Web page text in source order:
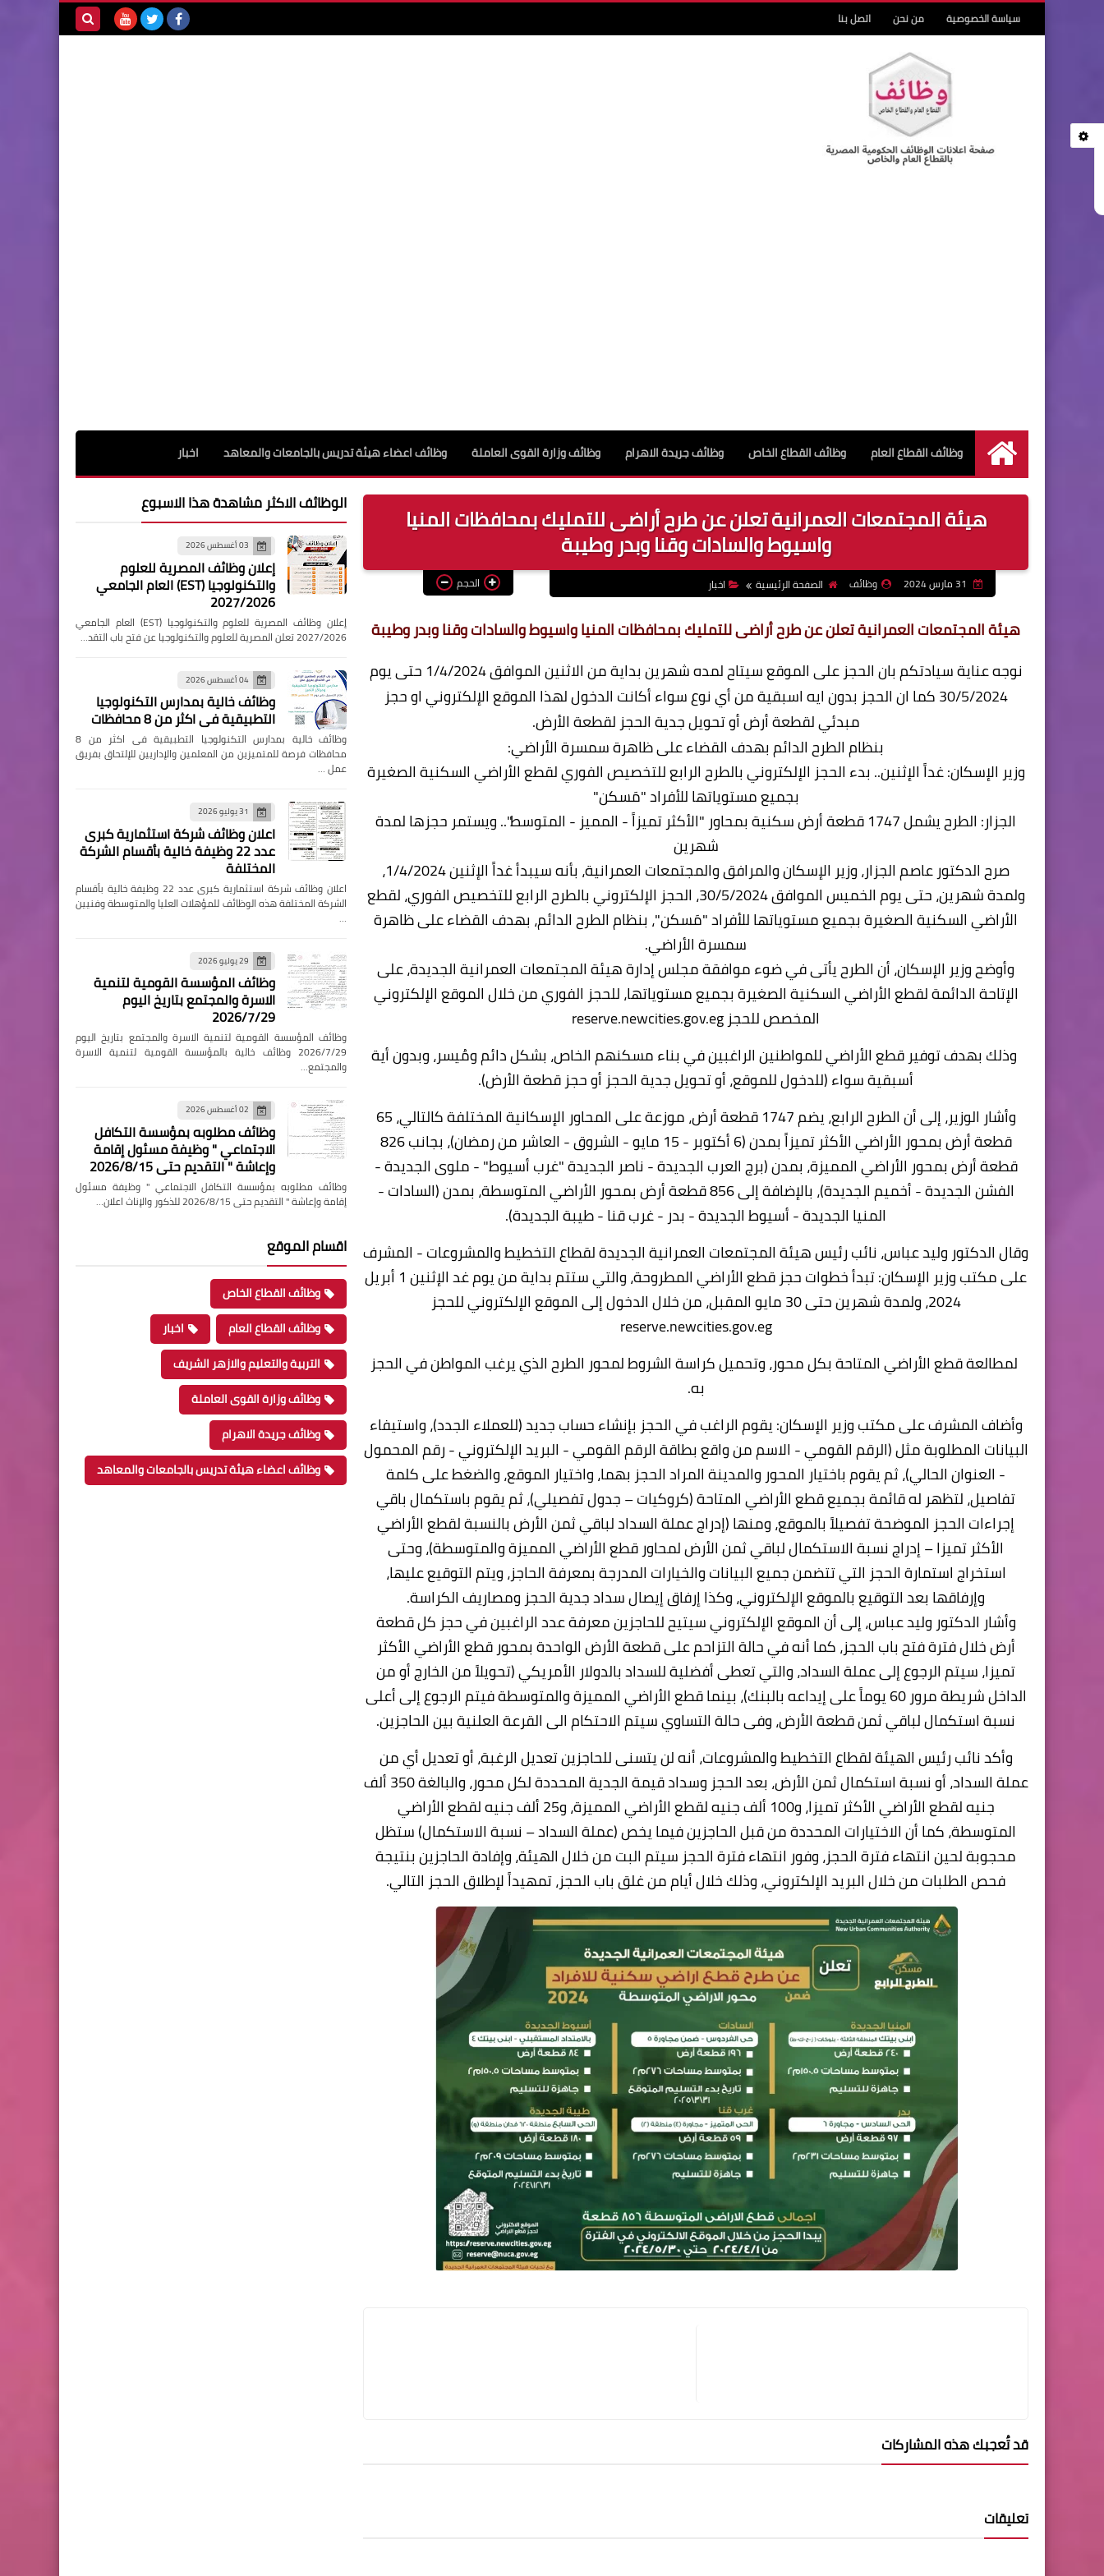
سياسة الخصوصية من نحن اتصل بنا
الرئيسية
وظائف القطاع العام وظائف القطاع الخاص وظائف جريدة الاهرام وظائف وزارة القوى العاملة وظائف اعضاء هيئة تدريس بالجامعات والمعاهد اخبار
هيئة المجتمعات العمرانية تعلن عن طرح أراضى للتمليك بمحافظات المنيا
واسيوط والسادات وقنا وبدر وطيبة
وظائف الصفحة الرئيسية اخبار الحجم
هيئة المجتمعات العمرانية تعلن عن طرح أراضى للتمليك بمحافظات المنيا واسيوط والسادات وقنا وبدر وطيبة
نوجه عناية سيادتكم بان الحجز على الموقع سيتاح لمده شهرين بداية من الاثنين الموافق 1/4/2024 حتى يوم
30/5/2024 كما ان الحجز بدون ايه اسبقية من أي نوع سواء أكانت الدخول لهذا الموقع الإلكتروني او حجز
مبدئي لقطعة أرض أو تحويل جدية الحجز لقطعة الأرض.
بنظام الطرح الدائم بهدف القضاء على ظاهرة سمسرة الأراضي:
وزير الإسكان: غداً الإثنين.. بدء الحجز الإلكتروني بالطرح الرابع للتخصيص الفوري لقطع الأراضي السكنية الصغيرة
بجميع مستوياتها للأفراد "مَسكن"
الجزار: الطرح يشمل 1747 قطعة أرض سكنية بمحاور "الأكثر تميزاً - المميز - المتوسط".. ويستمر حجزها لمدة
شهرين
صرح الدكتور عاصم الجزار، وزير الإسكان والمرافق والمجتمعات العمرانية، بأنه سيبدأ غداً الإثنين 1/4/2024،
ولمدة شهرين، حتى يوم الخميس الموافق 30/5/2024، الحجز الإلكتروني بالطرح الرابع للتخصيص الفوري، لقطع
الأراضي السكنية الصغيرة بجميع مستوياتها للأفراد "مَسكن"، بنظام الطرح الدائم، بهدف القضاء على ظاهرة
سمسرة الأراضي.
وأوضح وزير الإسكان، أن الطرح يأتى في ضوء موافقة مجلس إدارة هيئة المجتمعات العمرانية الجديدة، على
الإتاحة الدائمة لقطع الأراضي السكنية الصغيرة بجميع مستوياتها، للحجز الفوري من خلال الموقع الإلكتروني
المخصص للحجزreserve.newcities.gov.eg
وذلك بهدف توفير قطع الأراضي للمواطنين الراغبين في بناء مسكنهم الخاص، بشكل دائم ومُيسر، وبدون أية
أسبقية سواء (للدخول للموقع، أو تحويل جدية الحجز أو حجز قطعة الأرض).
وأشار الوزير، إلى أن الطرح الرابع، يضم 1747 قطعة أرض، موزعة على المحاور الإسكانية المختلفة كالتالي، 65
قطعة أرض بمحور الأراضي الأكثر تميزاً بمدن (6 أكتوبر - 15 مايو - الشروق - العاشر من رمضان)، بجانب 826
قطعة أرض بمحور الأراضي المميزة، بمدن (برج العرب الجديدة - ناصر الجديدة "غرب أسيوط" - ملوى الجديدة -
الفشن الجديدة - أخميم الجديدة)، بالإضافة إلى 856 قطعة أرض بمحور الأراضي المتوسطة، بمدن (السادات -
المنيا الجديدة - أسيوط الجديدة - بدر - غرب قنا - طيبة الجديدة).
وقال الدكتور وليد عباس، نائب رئيس هيئة المجتمعات العمرانية الجديدة لقطاع التخطيط والمشروعات - المشرف
على مكتب وزير الإسكان: تبدأ خطوات حجز قطع الأراضي المطروحة، والتي ستتم بداية من يوم غد الإثنين 1 أبريل
2024، ولمدة شهرين حتى 30 مايو المقبل، من خلال الدخول إلى الموقع الإلكتروني للحجز
reserve.newcities.gov.eg
لمطالعة قطع الأراضي المتاحة بكل محور، وتحميل كراسة الشروط لمحور الطرح الذي يرغب المواطن في الحجز
به.
وأضاف المشرف على مكتب وزير الإسكان: يقوم الراغب في الحجز بإنشاء حساب جديد (للعملاء الجدد)، واستيفاء
البيانات المطلوبة مثل (الرقم القومي - الاسم من واقع بطاقة الرقم القومي - البريد الإلكتروني - رقم المحمول
- العنوان الحالي)، ثم يقوم باختيار المحور والمدينة المراد الحجز بهما، واختيار الموقع، والضغط على كلمة
تفاصيل، لتظهر له قائمة بجميع قطع الأراضي المتاحة (كروكيات – جدول تفصيلي)، ثم يقوم باستكمال باقي
إجراءات الحجز الموضحة تفصيلاً بالموقع، ومنها (إدراج عملة السداد لباقي ثمن الأرض بالنسبة لقطع الأراضي
الأكثر تميزا – إدراج نسبة الاستكمال لباقي ثمن الأرض لمحاور قطع الأراضي المميزة والمتوسطة)، وحتى
استخراج استمارة الحجز التي تتضمن جميع البيانات والخيارات المدرجة بمعرفة الحاجز، ويتم التوقيع عليها،
وإرفاقها بعد التوقيع بالموقع الإلكتروني، وكذا إرفاق إيصال سداد جدية الحجز ومصاريف الكراسة.
وأشار الدكتور وليد عباس، إلى أن الموقع الإلكتروني سيتيح للحاجزين معرفة عدد الراغبين في حجز كل قطعة
أرض خلال فترة فتح باب الحجز، كما أنه في حالة التزاحم على قطعة الأرض الواحدة بمحور قطع الأراضي الأكثر
تميزا، سيتم الرجوع إلى عملة السداد، والتي تعطى أفضلية للسداد بالدولار الأمريكي (تحويلاً من الخارج أو من
الداخل شريطة مرور 60 يوماً على إيداعه بالبنك)، بينما قطع الأراضي المميزة والمتوسطة فيتم الرجوع إلى أعلى
نسبة استكمال لباقي ثمن قطعة الأرض، وفى حالة التساوي سيتم الاحتكام الى القرعة العلنية بين الحاجزين.
وأكد نائب رئيس الهيئة لقطاع التخطيط والمشروعات، أنه لن يتسنى للحاجزين تعديل الرغبة، أو تعديل أي من
عملة السداد، أو نسبة استكمال ثمن الأرض، بعد الحجز وسداد قيمة الجدية المحددة لكل محور، والبالغة 350 ألف
جنيه لقطع الأراضي الأكثر تميزا، و100 ألف جنيه لقطع الأراضي المميزة، و25 ألف جنيه لقطع الأراضي
المتوسطة، كما أن الاختيارات المحددة من قبل الحاجزين فيما يخص (عملة السداد – نسبة الاستكمال) ستظل
محجوبة لحين انتهاء فترة الحجز، وفور انتهاء فترة الحجز سيتم البت من خلال الهيئة، وإفادة الحاجزين بنتيجة
فحص الطلبات من خلال البريد الإلكتروني، وذلك خلال أيام من غلق باب الحجز، تمهيداً لإطلاق الحجز التالي.
قد تُعجبك هذه المشاركات
تعليقات
الوظائف الاكثر مشاهدة هذا الاسبوع
03 أغسطس 2026
إعلان وظائف المصرية للعلوم
والتكنولوجيا (EST) العام الجامعي
2027/2026
إعلان وظائف المصرية للعلوم والتكنولوجيا (EST) العام الجامعي
2027/2026 تعلن المصرية للعلوم والتكنولوجيا عن فتح باب التقد…
04 أغسطس 2026
وظائف خالية بمدارس التكنولوجيا
التطبيقية فى اكثر من 8 محافظات
وظائف خالية بمدارس التكنولوجيا التطبيقية فى اكثر من 8
محافظات فرصة للمتميزين من المعلمين والإداريين للإلتحاق بفريق
عمل …
31 يوليو 2026
اعلان وظائف شركة استثمارية كبرى
عدد 22 وظيفة خالية بأقسام الشركة
المختلفة
اعلان وظائف شركة استثمارية كبرى عدد 22 وظيفة خالية بأقسام
الشركة المختلفة هذه الوظائف للمؤهلات العليا والمتوسطة وفنيين
…
29 يوليو 2026
وظائف المؤسسة القومية لتنمية
الاسرة والمجتمع بتاريخ اليوم
2026/7/29
وظائف المؤسسة القومية لتنمية الاسرة والمجتمع بتاريخ اليوم
2026/7/29 وظائف خالية بالمؤسسة القومية لتنمية الاسرة
والمجتمع…
02 أغسطس 2026
وظائف مطلوبه بمؤسسة التكافل
الاجتماعي " وظيفة مسئول إقامة
وإعاشة " التقديم حتى 2026/8/15
وظائف مطلوبه بمؤسسة التكافل الاجتماعي " وظيفة مسئول
إقامة وإعاشة " التقديم حتى 2026/8/15 للذكور والإناث اعلان…
اقسام الموقع
وظائف القطاع الخاص
وظائف القطاع العام
اخبار
التربية والتعليم والازهر الشريف
وظائف وزارة القوى العاملة
وظائف جريدة الاهرام
وظائف اعضاء هيئة تدريس بالجامعات والمعاهد